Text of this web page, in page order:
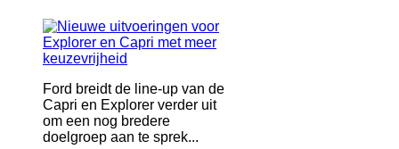
Ford breidt de line-up van de
Capri en Explorer verder uit
om een nog bredere
doelgroep aan te sprek...